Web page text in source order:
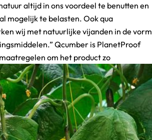
altijd in ons voordeel te benutten en
mogelijk te belasten. Ook qua
wij met natuurlijke vijanden in de vorm
Qcumber is PlanetProof
om het product zo
Daarnaast beschikt Qcumber
“Je moet alle documentatie op
jaarlijks langs voor een audit”, volgens